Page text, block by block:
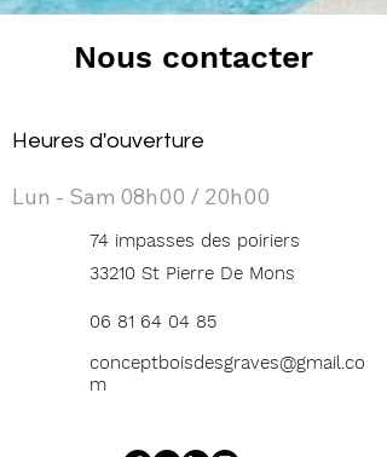
Nous contacter
Heures d'ouverture
Lun - Sam 08h00 / 20h00
74 impasses des poiriers
33210 St Pierre De Mons
06 81 64 04 85
conceptboisdesgraves@gmail.co
m